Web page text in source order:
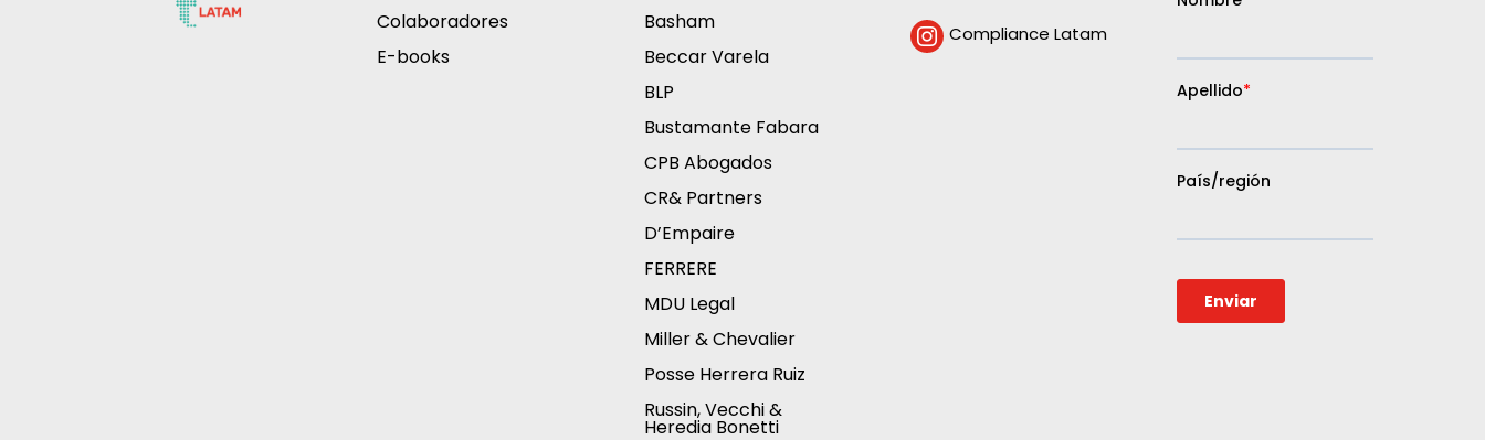
Colaboradores
E-books
Basham
Beccar Varela
BLP
Bustamante Fabara
CPB Abogados
CR& Partners
D’Empaire
FERRERE
MDU Legal
Miller & Chevalier
Posse Herrera Ruiz
Russin, Vecchi &
Heredia Bonetti
 Compliance Latam